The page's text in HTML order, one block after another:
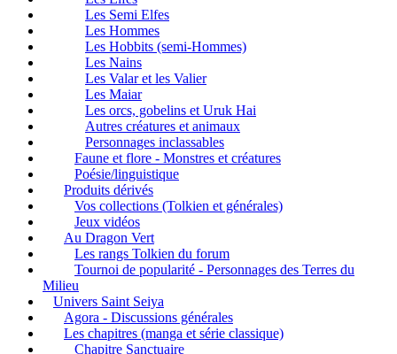
Les Semi Elfes
Les Hommes
Les Hobbits (semi-Hommes)
Les Nains
Les Valar et les Valier
Les Maiar
Les orcs, gobelins et Uruk Hai
Autres créatures et animaux
Personnages inclassables
Faune et flore - Monstres et créatures
Poésie/linguistique
Produits dérivés
Vos collections (Tolkien et générales)
Jeux vidéos
Au Dragon Vert
Les rangs Tolkien du forum
Tournoi de popularité - Personnages des Terres du
Milieu
Univers Saint Seiya
Agora - Discussions générales
Les chapitres (manga et série classique)
Chapitre Sanctuaire